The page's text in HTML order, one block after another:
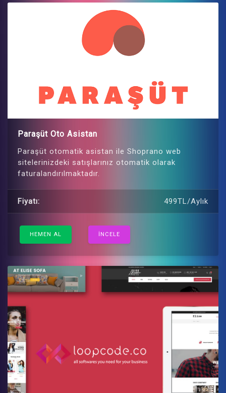
Paraşüt Oto Asistan
Paraşüt otomatik asistan ile Shoprano web
sitelerinizdeki satışlarınız otomatik olarak
faturalandırılmaktadır.
Fiyatı: 499TL/Aylık
HEMEN AL İNCELE